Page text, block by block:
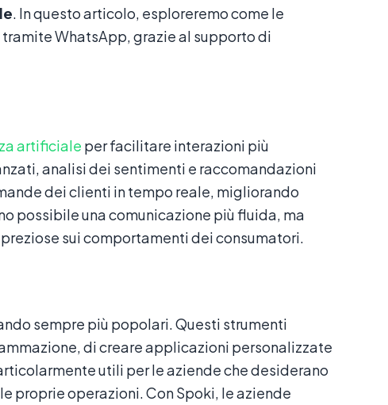
. In questo articolo, esploreremo come le
WhatsApp, grazie al supporto di
artificiale per facilitare interazioni più
analisi dei sentimenti e raccomandazioni
dei clienti in tempo reale, migliorando
possibile una comunicazione più fluida, ma
sui comportamenti dei consumatori.
sempre più popolari. Questi strumenti
di creare applicazioni personalizzate
utili per le aziende che desiderano
proprie operazioni. Con Spoki, le aziende